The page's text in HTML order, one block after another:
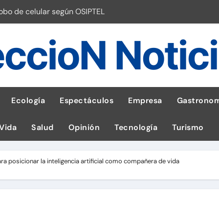
de celular según OSIPTEL
¡Descarga la app de Meridianbet y gana una jugada gratis
inspirado en la fuerza de un volcán
1,600 equipos educativos
por ignorar distancias de seguridad
de GEI en sus operaciones
Ecología Espectáculos Empresa
Salud Opinión Tecnología Turismo
posicionar la inteligencia artificial como compañera de vida